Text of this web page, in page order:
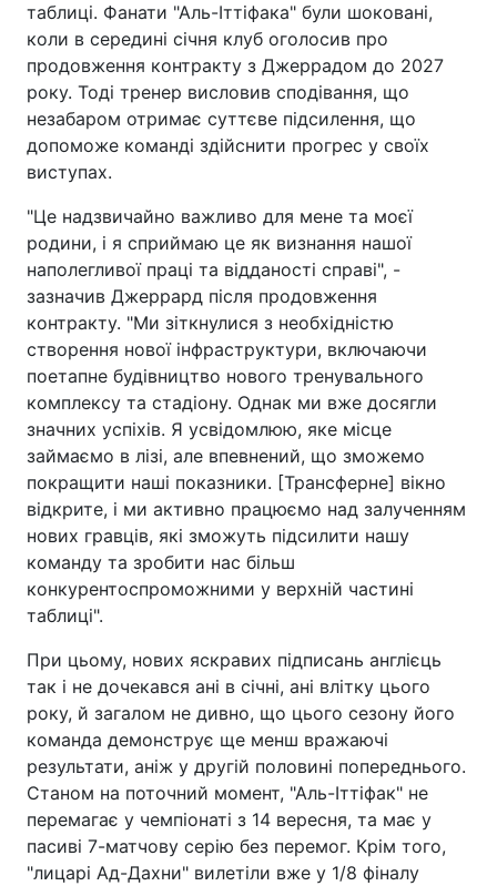
таблиці. Фанати "Аль-Іттіфака" були шоковані,
коли в середині січня клуб оголосив про
продовження контракту з Джеррадом до 2027
року. Тоді тренер висловив сподівання, що
незабаром отримає суттєве підсилення, що
допоможе команді здійснити прогрес у своїх
виступах.
"Це надзвичайно важливо для мене та моєї
родини, і я сприймаю це як визнання нашої
наполегливої праці та відданості справі", -
зазначив Джеррард після продовження
контракту. "Ми зіткнулися з необхідністю
створення нової інфраструктури, включаючи
поетапне будівництво нового тренувального
комплексу та стадіону. Однак ми вже досягли
значних успіхів. Я усвідомлюю, яке місце
займаємо в лізі, але впевнений, що зможемо
покращити наші показники. [Трансферне] вікно
відкрите, і ми активно працюємо над залученням
нових гравців, які зможуть підсилити нашу
команду та зробити нас більш
конкурентоспроможними у верхній частині
таблиці".
При цьому, нових яскравих підписань англієць
так і не дочекався ані в січні, ані влітку цього
року, й загалом не дивно, що цього сезону його
команда демонструє ще менш вражаючі
результати, аніж у другій половині попереднього.
Станом на поточний момент, "Аль-Іттіфак" не
перемагає у чемпіонаті з 14 вересня, та має у
пасиві 7-матчову серію без перемог. Крім того,
"лицарі Ад-Дахни" вилетіли вже у 1/8 фіналу